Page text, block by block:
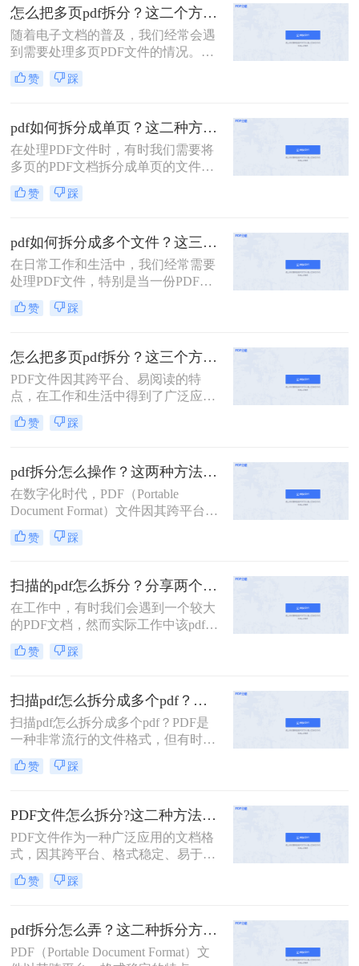
面，我将详细介绍怎么把一个大的pdf
拆分。
怎么把多页pdf拆分？这二个方法教你轻松拆分！
随着电子文档的普及，我们经常会遇
到需要处理多页PDF文件的情况。无
论是为了方便阅读或编辑，还是为了
分发文件，拆分PDF文件都是一个很
分呢？在本文中，我们将介绍一些简
单而有效的方法，帮助你快速拆分多
页PDF文件。
赞 踩
pdf如何拆分成单页？这二种方法可以有效解决你的问题！
在处理PDF文件时，有时我们需要将
多页的PDF文档拆分成单页的文件，
以便于单独查看、编辑或分享。那么
PDF如何拆分成单页呢？下面将详细
成单页文件。
赞 踩
pdf如何拆分成多个文件？这三种方法教你轻松拆分！
在日常工作和生活中，我们经常需要
处理PDF文件，特别是当一份PDF文
件内容过多，需要拆分成多个文件以
便分享、打印或存储时。本文将详细
用在线工具、专业软件以及操作系统
自带功能的方法。
赞 踩
怎么把多页pdf拆分？这三个方法教你轻松拆分！
PDF文件因其跨平台、易阅读的特
点，在工作和生活中得到了广泛应
用。然而，有时我们需要将多页的
PDF文件拆分成单独页面或多个部
么把多页pdf拆分呢？本文将介绍三种
拆分多页PDF文件的实用方法，帮助
您轻松应对各种拆分需求。
赞 踩
pdf拆分怎么操作？这两种方法简单好用！
在数字化时代，PDF（Portable
Document Format）文件因其跨平台兼
容性和内容稳定性而广受欢迎。然
而，有时我们需要对大型PDF文件进
分割成更小的单元，以便于管理、分
享或编辑。那么PDF拆分怎么操作
呢？本文将为您介绍几种常见的PDF
拆分方法，帮助您轻松完成这项任
务。
赞 踩
扫描的pdf怎么拆分？分享两个实用拆分的方法！
在工作中，有时我们会遇到一个较大
的PDF文档，然而实际工作中该pdf文
档的内容是分模块处理的。这时我们
就可以使用PDF拆分功能，将整个
文档，方便工作中文档的传输处理和
重要内容的查找。下面我们就将介绍
扫描的pdf怎么拆分方法，希望能给读
者的工作带来方便。
赞 踩
扫描pdf怎么拆分成多个pdf？这三种PDF拆分方法轻松搞定！
扫描pdf怎么拆分成多个pdf？PDF是
一种非常流行的文件格式，但有时候
我们需要将一个大的PDF文件拆分成
多个小的文件，以便于管理和分享。
赞 踩
PDF文件怎么拆分?这二种方法教你轻松拆分!
PDF文件作为一种广泛应用的文档格
式，因其跨平台、格式稳定、易于打
印等优点，在办公、学习等领域得到
了广泛的使用。然而，有时我们可能
地管理和使用其中的内容。那么PDF
文件怎么拆分呢？本文将详细介绍
PDF文件拆分的方法和步骤，帮助读
赞 踩
pdf拆分怎么弄？这二种拆分方法看看！
PDF（Portable Document Format）文